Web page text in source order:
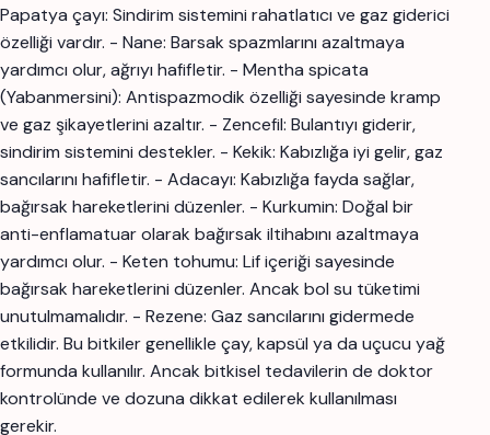
Papatya çayı: Sindirim sistemini rahatlatıcı ve gaz giderici
özelliği vardır. - Nane: Barsak spazmlarını azaltmaya
yardımcı olur, ağrıyı hafifletir. - Mentha spicata
(Yabanmersini): Antispazmodik özelliği sayesinde kramp
ve gaz şikayetlerini azaltır. - Zencefil: Bulantıyı giderir,
sindirim sistemini destekler. - Kekik: Kabızlığa iyi gelir, gaz
sancılarını hafifletir. - Adacayı: Kabızlığa fayda sağlar,
bağırsak hareketlerini düzenler. - Kurkumin: Doğal bir
anti-enflamatuar olarak bağırsak iltihabını azaltmaya
yardımcı olur. - Keten tohumu: Lif içeriği sayesinde
bağırsak hareketlerini düzenler. Ancak bol su tüketimi
unutulmamalıdır. - Rezene: Gaz sancılarını gidermede
etkilidir. Bu bitkiler genellikle çay, kapsül ya da uçucu yağ
formunda kullanılır. Ancak bitkisel tedavilerin de doktor
kontrolünde ve dozuna dikkat edilerek kullanılması
gerekir.